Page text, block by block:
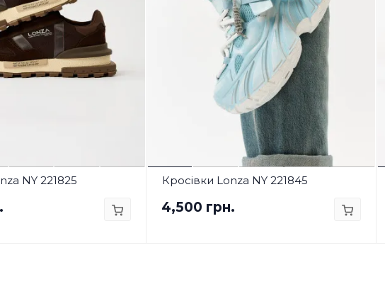
NY 221825 Кросівки Lonza NY 221845
4,500 грн.